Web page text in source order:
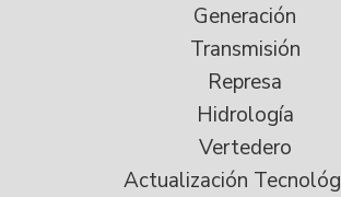
Generación
Transmisión
Represa
Hidrología
Vertedero
Actualización